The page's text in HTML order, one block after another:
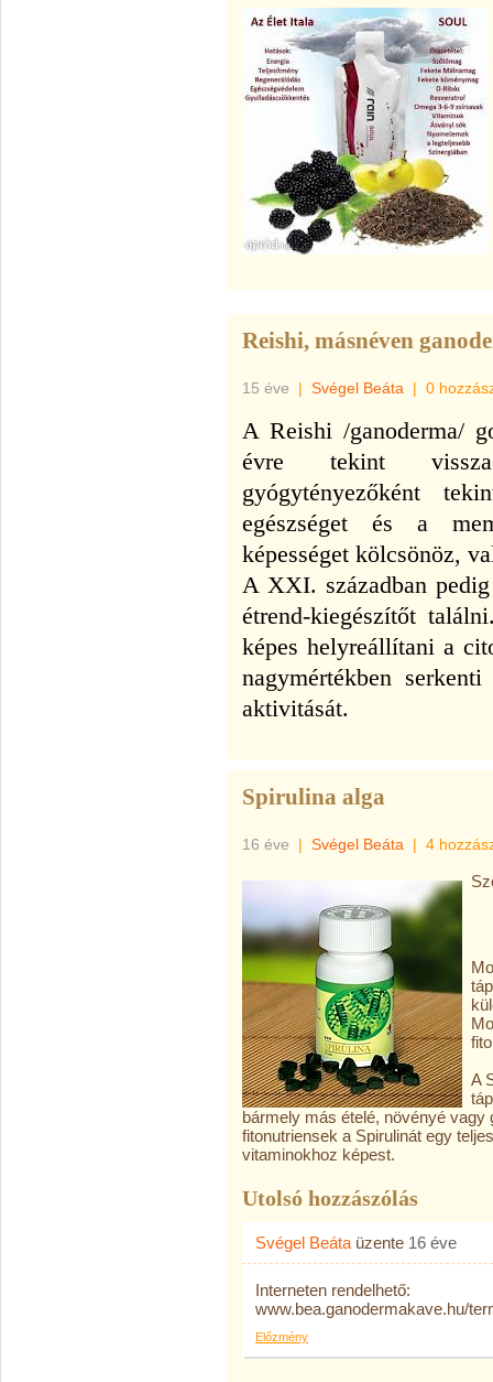
Reishi, másnéven
15 éve | Svégel Beáta | 0
A Reishi /ganoderma/
évre tekint
gyógytényezőként
egészséget és a
képességet kölcsönöz,
A XXI. században pedig
étrend-kiegészítőt
képes helyreállítani a
nagymértékben
aktivitását.
Spirulina alga
16 éve | Svégel Beáta | 4
A
bármely más ételé, növényé
fitonutriensek a Spirulinát egy
vitaminokhoz képest.
Utolsó hozzászólás
Svégel Beáta üzente 16 éve
Interneten rendelhető:
www.bea.ganodermakave.hu/
Előzmény